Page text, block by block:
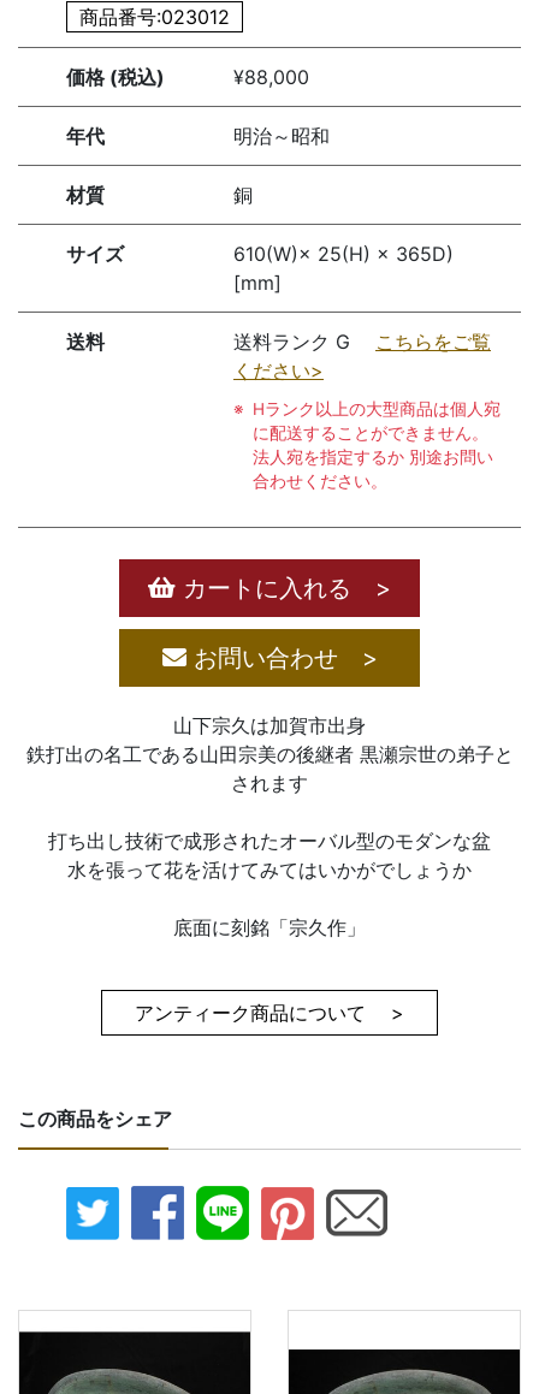
商品番号:023012
価格 (税込) ¥88,000
年代 明治～昭和
材質 銅
サイズ
610(W)× 25(H) × 365D)
[mm]
送料 送料ランク G こちらをご覧
ください>
Hランク以上の大型商品は個人宛
に配送することができません。
法人宛を指定するか 別途お問い
合わせください。
カートに入れる >
お問い合わせ >
山下宗久は加賀市出身
鉄打出の名工である山田宗美の後継者 黒瀬宗世の弟子と
されます
打ち出し技術で成形されたオーバル型のモダンな盆
水を張って花を活けてみてはいかがでしょうか
底面に刻銘「宗久作」
アンティーク商品について >
この商品をシェア